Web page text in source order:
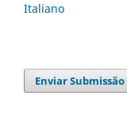
Italiano
Enviar Submissão